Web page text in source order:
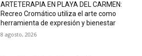
ARTETERAPIA EN PLAYA DEL CARMEN:
Recreo Cromático utiliza el arte como
herramienta de expresión y bienestar
8 agosto, 2026